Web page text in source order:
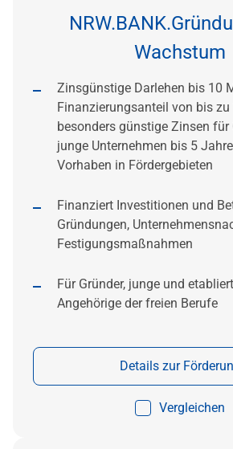
Wachstum
Zinsgünstige Darlehen bis 10
Finanzierungsanteil von bis zu
besonders günstige Zinsen für
junge Unternehmen bis 5
Vorhaben in Fördergebieten
Finanziert Investitionen und
Gründungen,
Festigungsmaßnahmen
Für Gründer, junge und
Angehörige der freien Berufe
Vergleichen
Details zur